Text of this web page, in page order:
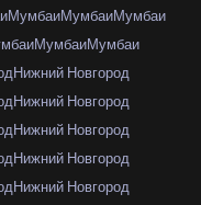
МумбаиМумбаиМумбаи
МумбаиМумбаи
Нижний Новгород
Нижний Новгород
Нижний Новгород
Нижний Новгород
Нижний Новгород